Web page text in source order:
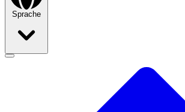
Sprache